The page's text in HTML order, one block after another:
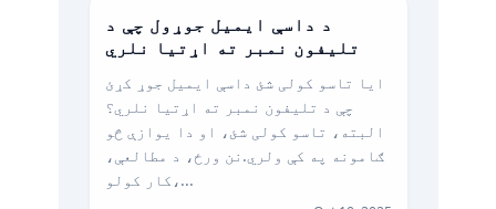
د داسې ایمیل جوړول چې د
تلیفون نمبر ته اړتیا نلري
ایا تاسو کولی شئ داسې ایمیل جوړ کړئ
چې د تلیفون نمبر ته اړتیا نلري؟
البته، تاسو کولی شئ، او دا یوازې څو
ګامونه په کې ولري. نن ورځ، د مطالعې،
کار کولو،...